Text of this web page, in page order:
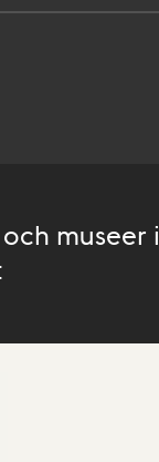
museer i